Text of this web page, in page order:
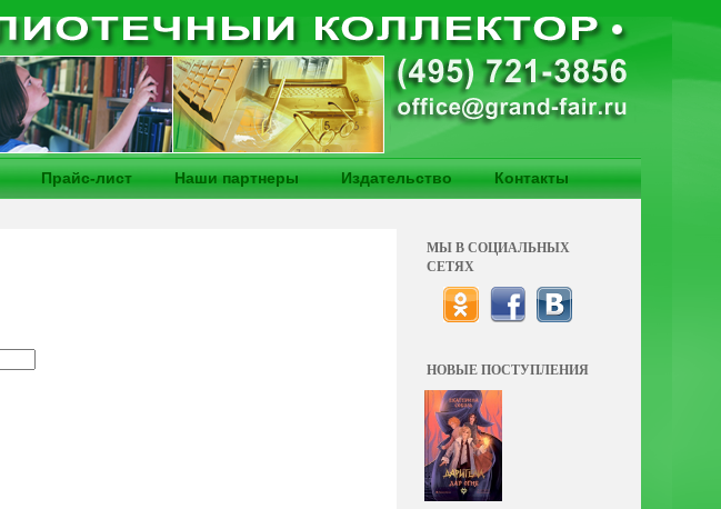
Прайс-лист Наши партнеры Издательство Контакты
МЫ В СОЦИАЛЬНЫХ
СЕТЯХ
НОВЫЕ ПОСТУПЛЕНИЯ